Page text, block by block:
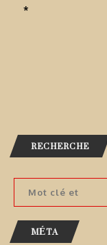
*
RECHERCHE
MÉTA